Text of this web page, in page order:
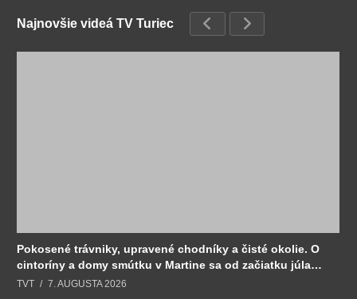
Najnovšie videá TV Turiec
Pokosené trávniky, upravené chodníky a čisté okolie. O
cintoríny a domy smútku v Martine sa od začiatku júla
stará Sociálny podnik.
TVT 7. AUGUSTA 2026